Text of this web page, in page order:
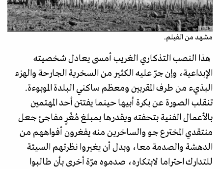
imdb
مشهد من الفيلم.
هذا النصب التذكاري الغريب أمسى يعادل شخصيته
الإبداعية، وإن جرّ عليه الكثير من السخرية الجارحة والهزء
البذيء من طرف المقربين ومعظم ساكني البلدة الموبوءة.
تنقلب الصورة عن بكرة أبيها حينما يفتتن أحد المهتمين
بالأعمال الفنية بتحفته ويقدرها بمبلغ مُغْرٍ مفاجئ جعل
منتقدي المخترع جو والساخرين منه يفغرون أفواههم من
الدهشة والصدمة معا، وبدل أن يغيروا نظرتهم السيئة
للتدارك احتراما لابتكاره، صدموه مرّة أخرى بأن طالبوا